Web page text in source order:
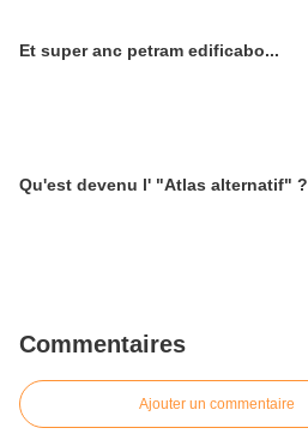
Et super anc petram edificabo...
Qu'est devenu l' "Atlas alternatif" ?
Commentaires
Ajouter un commentaire